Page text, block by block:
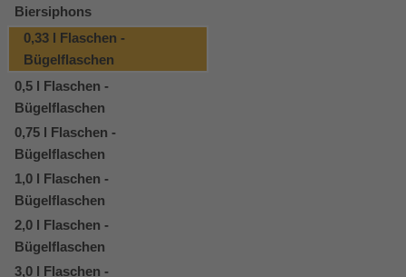
Biersiphons
0,33 l Flaschen -
Bügelflaschen
0,5 l Flaschen -
Bügelflaschen
0,75 l Flaschen -
Bügelflaschen
1,0 l Flaschen -
Bügelflaschen
2,0 l Flaschen -
Bügelflaschen
3,0 l Flaschen -